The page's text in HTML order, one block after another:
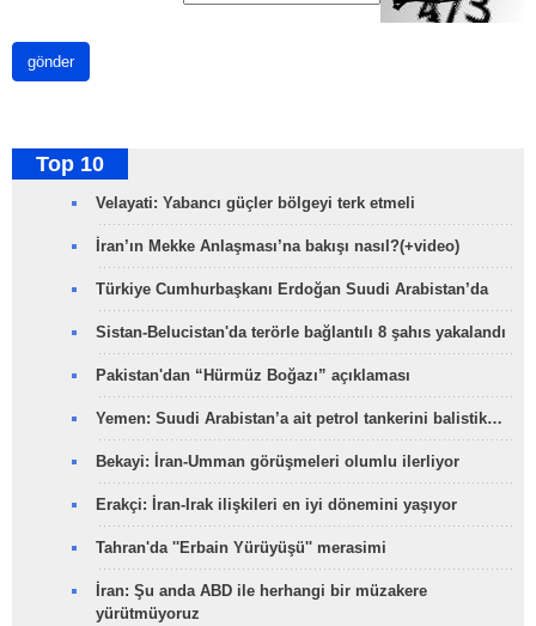
gönder
Top 10
Velayati: Yabancı güçler bölgeyi terk etmeli
İran’ın Mekke Anlaşması’na bakışı nasıl?(+video)
Türkiye Cumhurbaşkanı Erdoğan Suudi Arabistan’da
Sistan-Belucistan'da terörle bağlantılı 8 şahıs yakalandı
Pakistan'dan “Hürmüz Boğazı” açıklaması
Yemen: Suudi Arabistan’a ait petrol tankerini balistik…
Bekayi: İran-Umman görüşmeleri olumlu ilerliyor
Erakçi: İran-Irak ilişkileri en iyi dönemini yaşıyor
Tahran'da ''Erbain Yürüyüşü'' merasimi
İran: Şu anda ABD ile herhangi bir müzakere
yürütmüyoruz